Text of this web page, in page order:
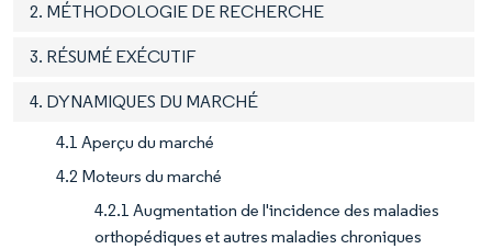
2. MÉTHODOLOGIE DE RECHERCHE
3. RÉSUMÉ EXÉCUTIF
4. DYNAMIQUES DU MARCHÉ
4.1 Aperçu du marché
4.2 Moteurs du marché
4.2.1 Augmentation de l'incidence des maladies
orthopédiques et autres maladies chroniques